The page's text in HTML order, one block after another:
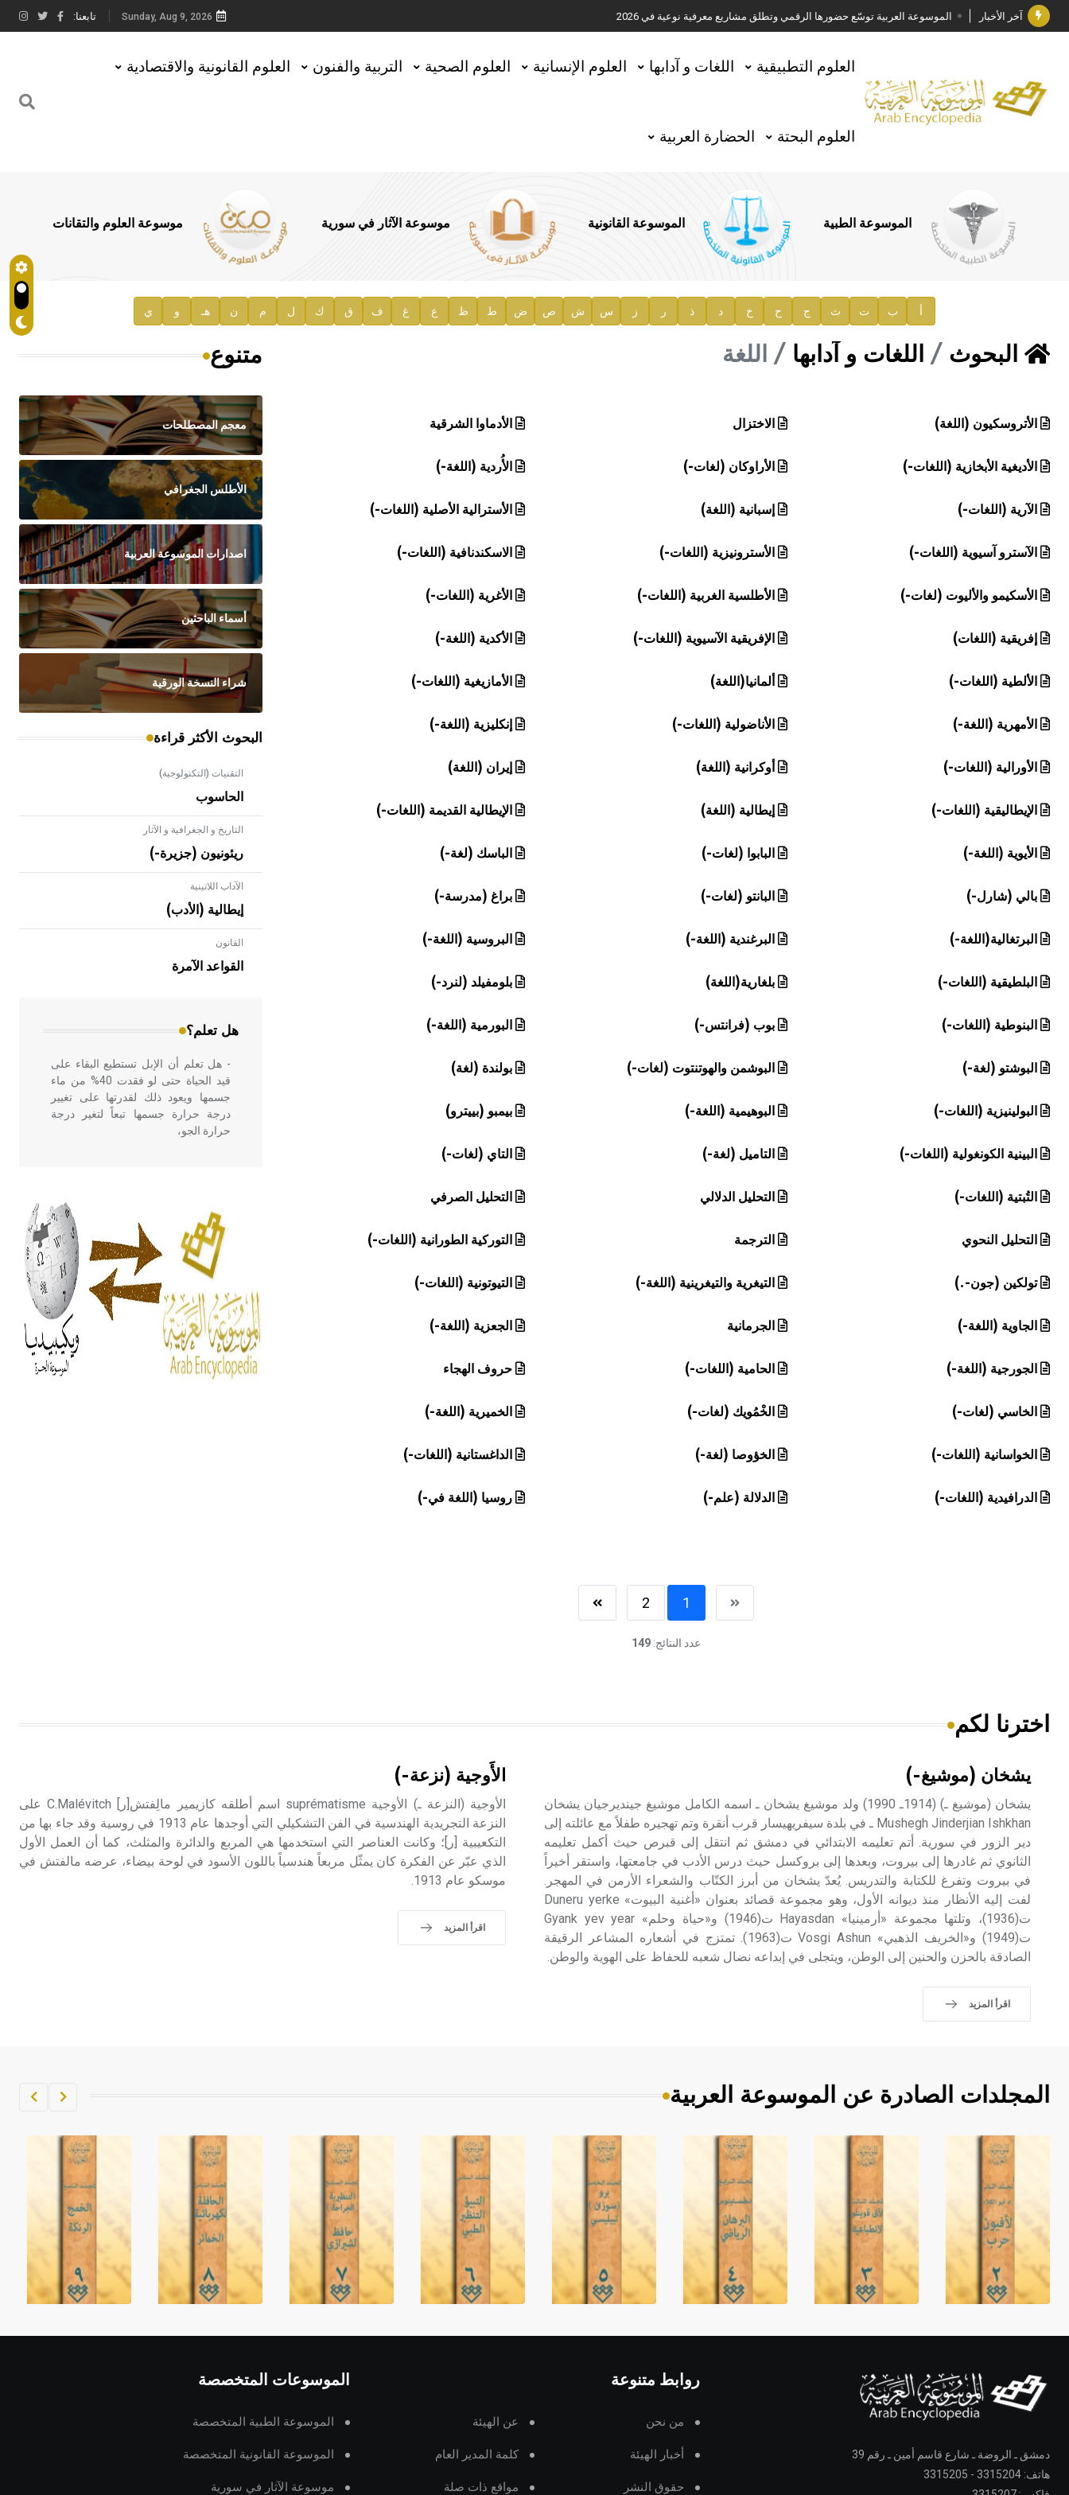
آخر الأخبار الموسوعة العربية توسّع حضورها الرقمي وتطلق مشاريع معرفية نوعية في 2026
جائزة مجمع الملك سلمان العالمي للغة العربية 2025
الأستاذ إياد خالد الطباع مدير عام لهيئة الموسوعة العربية
السيد محمد ياسين صالح وزيرا للثقافة
توصيات مجلس الإدارة
صدور المجلد السابع من موسوعة الآثار في سورية
إعلان..
هيئة الموسوعة العربية تطلق موسوعات جديدة في عام 2026
Sunday, Aug 9, 2026 تابعنا:
العلوم التطبيقية اللغات و آدابها العلوم الإنسانية العلوم الصحية التربية والفنون العلوم القانونية والاقتصادية
العلوم البحتة الحضارة العربية
الموسوعة الطبية الموسوعة القانونية موسوعة الآثار في سورية موسوعة العلوم والتقانات
أ ب ت ث ج ح خ د ذ ر ز س ش ص ض ط ظ ع غ ف ق ك ل م ن هـ و ي
البحوث اللغات و آدابها اللغة
الأتروسكيون (اللغة) الاختزال الأدماوا الشرقية
الأديغية الأبخازية (اللغات-) الأراوكان (لغات-) الأُردية (اللغة-)
الآرية (اللغات-) إسبانية (اللغة) الأسترالية الأصلية (اللغات-)
الآسترو آسيوية (اللغات-) الأسترونيزية (اللغات-) الاسكندنافية (اللغات-)
الأسكيمو والأليوت (لغات-) الأطلسية الغربية (اللغات-) الأغرية (اللغات-)
إفريقية (اللغات) الإفريقية الآسيوية (اللغات-) الأكدية (اللغة-)
الألطية (اللغات-) ألمانيا(اللغة) الأمازيغية (اللغات-)
الأمهرية (اللغة-) الأناضولية (اللغات-) إنكليزية (اللغة-)
الأورالية (اللغات-) أوكرانية (اللغة) إيران (اللغة)
الإيطاليقية (اللغات-) إيطالية (اللغة) الإيطالية القديمة (اللغات-)
الأيوية (اللغة-) البابوا (لغات-) الباسك (لغة-)
بالي (شارل-) البانتو (لغات-) براغ (مدرسة-)
البرتغالية(اللغة-) البرغندية (اللغة-) البروسية (اللغة-)
البلطيقية (اللغات-) بلغارية(اللغة) بلومفيلد (لنرد-)
البنوطية (اللغات-) بوب (فرانتس-) البورمية (اللغة-)
البوشتو (لغة-) البوشمن والهوتنتوت (لغات-) بولندة (لغة)
البولينيزية (اللغات-) البوهيمية (اللغة-) بيمبو (بييترو)
البينية الكونغولية (اللغات-) التاميل (لغة-) التاي (لغات-)
التُبتية (اللغات-) التحليل الدلالي التحليل الصرفي
التحليل النحوي الترجمة التوركية الطورانية (اللغات-)
تولكين (جون-.) التيغرية والتيغرينية (اللغة-) التيوتونية (اللغات-)
الجاوية (اللغة-) الجرمانية الجعزية (اللغة-)
الجورجية (اللغة-) الحامية (اللغات-) حروف الهجاء
الخاسي (لغات-) الخْمُويك (لغات-) الخميرية (اللغة-)
الخواسانية (اللغات-) الخؤوصا (لغة-) الداغستانية (اللغات-)
الدرافيدية (اللغات-) الدلالة (علم-) روسيا (اللغة في-)
1
2
عدد النتائج:149
متنوع
معجم المصطلحات
الأطلس الجغرافي
اصدارات الموسوعة العربية
أسماء الباحثين
شراء النسخة الورقية
البحوث الأكثر قراءة
التقنيات (التكنولوجية)
الحاسوب
التاريخ و الجغرافية و الآثار
ريئونيون (جزيرة-)
الآداب اللاتينية
إيطالية (الأدب)
القانون
القواعد الآمرة
هل تعلم؟
- هل تعلم أن الأبلق نوع من الفنون
الهندسية التي ارتبطت بالعمارة الإسلامية
في بلاد الشام ومصر خاصة، حيث يحرص
- هل تعلم أن الإبل تستطيع البقاء على
قيد الحياة حتى لو فقدت 40% من ماء
جسمها ويعود ذلك لقدرتها على تغيير
درجة حرارة جسمها تبعاً لتغير درجة
حرارة الجو،
أربعة مؤلفات هي: الحكم، الأدلة، تنظيم
التغذية، ورسالته في جروح الرأس.
ويعود له الفضل بأنه حرر الطب من
الدين والفلسفة.
- هل تعلم أن المرجان إفراز حيواني
يتكون في البحر ويتركب من مادة
كربونات الكلسيوم، وهو أحمر أو شديد
الحمرة وهو أجود أنواعه، ويمتاز بكبر
الحجم ويسمى الش
اخترنا لكم
يشخان (موشيغ-)
يشخان (موشيغ ـ) (1914ـ 1990) ولد موشيغ يشخان ـ اسمه الكامل موشيغ جينديرجيان يشخان
Mushegh Jinderjian Ishkhan ـ في بلدة سيفريهيسار قرب أنقرة وتم تهجيره طفلاً مع عائلته إلى
دير الزور في سورية. أتم تعليمه الابتدائي في دمشق ثم انتقل إلى قبرص حيث أكمل تعليمه
الثانوي ثم غادرها إلى بيروت، وبعدها إلى بروكسل حيث درس الأدب في جامعتها، واستقر أخيراً
في بيروت وتفرغ للكتابة والتدريس. يُعدّ يشخان من أبرز الكتّاب والشعراء الأرمن في المهجر.
لفت إليه الأنظار منذ ديوانه الأول، وهو مجموعة قصائد بعنوان «أغنية البيوت» Duneru yerke
ت(1936)، وتلتها مجموعة «أرمينيا» Hayasdan ت(1946) و«حياة وحلم» Gyank yev year
ت(1949) و«الخريف الذهبي» Vosgi Ashun ت(1963). تمتزج في أشعاره المشاعر الرقيقة
الصادقة بالحزن والحنين إلى الوطن، ويتجلى في إبداعه نضال شعبه للحفاظ على الهوية والوطن.
اقرأ المزيد
الأَوجية (نزعة-)
الأوجية (النزعة ـ) الأوجية suprématisme اسم أطلقه كازيمير مالِفتش[ر] C.Malévitch على
النزعة التجريدية الهندسية في الفن التشكيلي التي أوجدها عام 1913 في روسية وقد جاء بها من
التكعيبية [ر]؛ وكانت العناصر التي استخدمها هي المربع والدائرة والمثلث، كما أن العمل الأول
الذي عبّر عن الفكرة كان يمثّل مربعاً هندسياً باللون الأسود في لوحة بيضاء، عرضه مالفتش في
موسكو عام 1913.
اقرأ المزيد
المجلدات الصادرة عن الموسوعة العربية
دمشق ـ الروضة ـ شارع قاسم أمين ـ رقم 39
هاتف: 3315204 - 3315205
روابط متنوعة
من نحن عن الهيئة
أخبار الهيئة كلمة المدير العام
حقوق النشر مواقع ذات صلة
الموسوعات المتخصصة
الموسوعة الطبية المتخصصة
الموسوعة القانونية المتخصصة
موسوعة الآثار في سورية